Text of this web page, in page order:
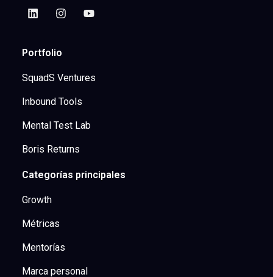
Portfolio
SquadS Ventures
Inbound Tools
Mental Test Lab
Boris Returns
Categorías principales
Growth
Métricas
Mentorías
Marca personal